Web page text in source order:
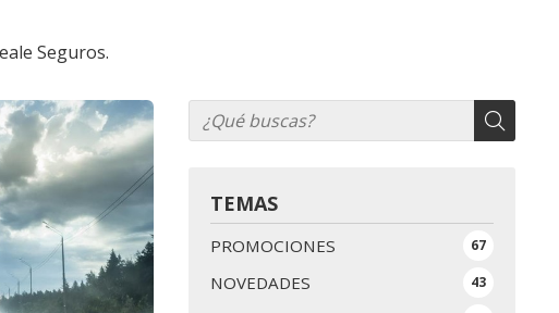
Seguros.
TEMAS
PROMOCIONES 67
NOVEDADES 43